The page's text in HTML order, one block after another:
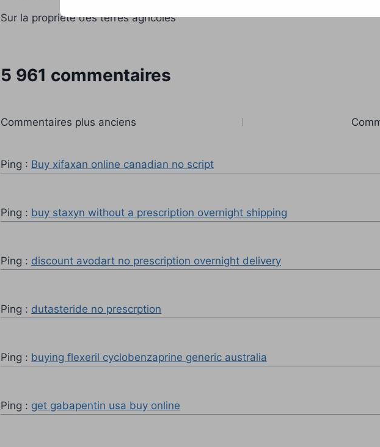
de
Sur la propriété des terres agricoles
5 961 commentaires
Navigation
les
commentaires
Commentaires plus anciens
Ping : Buy xifaxan online canadian no script
Ping : buy staxyn without a prescription overnight shipping
Ping : discount avodart no prescription overnight delivery
Ping : dutasteride no prescrption
Ping : buying flexeril cyclobenzaprine generic australia
Ping : get gabapentin usa buy online